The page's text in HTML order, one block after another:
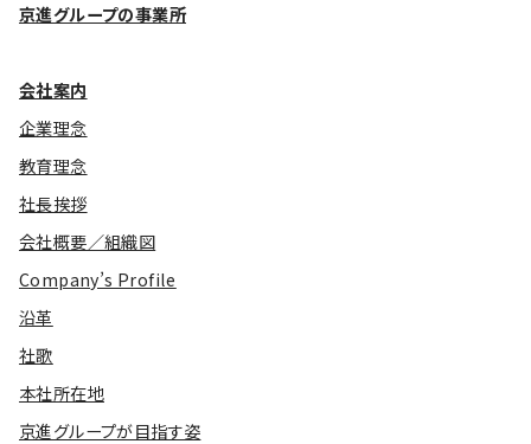
お客様相談センター
メッセージアーカイブス
京進グループの事業所
会社案内
企業理念
教育理念
社長挨拶
会社概要／組織図
Company’s Profile
沿革
社歌
本社所在地
京進グループが目指す姿